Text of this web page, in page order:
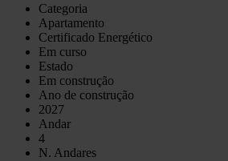
Categoria
Apartamento
Certificado Energético
Em curso
Estado
Em construção
Ano de construção
2027
Andar
4
N. Andares